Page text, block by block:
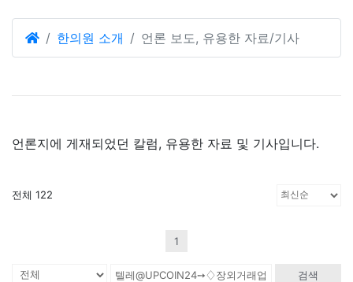
한의원 소개 언론 보도, 유용한 자료/기사
언론지에 게재되었던 칼럼, 유용한 자료 및 기사입니다.
전체 122
1
검색